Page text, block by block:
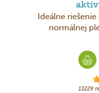
Ideálne
normálnej
13229